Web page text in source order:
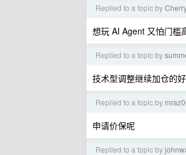
Replied to a topic by
想玩 AI Agent 又怕门槛
Replied to a topic by
技术型调整继续加仓的
Replied to a topic by
申请价保呢
Replied to a topic by